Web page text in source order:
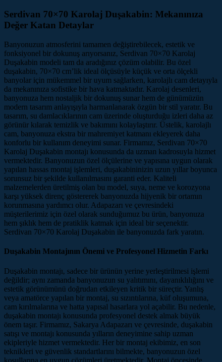
Serdivan 70×70 Karolaj Duşakabin: Mekanınıza
Değer Katan Detaylar
Banyonuzun atmosferini tamamen değiştirebilecek, estetik ve
fonksiyonel bir dokunuş arıyorsanız, Serdivan 70×70 Karolaj
Duşakabin modeli tam da aradığınız çözüm olabilir. Bu özel
duşakabin, 70×70 cm’lik ideal ölçüsüyle küçük ve orta ölçekli
banyolar için mükemmel bir uyum sağlarken, karolajlı cam detayıyla
da mekanınıza sofistike bir hava katmaktadır. Karolaj desenleri,
banyonuza hem nostaljik bir dokunuş sunar hem de günümüzün
modern tasarım anlayışıyla harmanlanarak özgün bir stil yaratır. Bu
tasarım, su damlacıklarının cam üzerinde oluşturduğu izleri daha az
görünür kılarak temizlik ve bakımını kolaylaştırır. Üstelik, karolajlı
cam, banyonuza ekstra bir mahremiyet katmanı ekleyerek daha
konforlu bir kullanım deneyimi sunar. Firmamız, Serdivan 70×70
Karolaj Duşakabin montajı konusunda da uzman kadrosuyla hizmet
vermektedir. Banyonuzun özel ölçülerine ve yapısına uygun olarak
yapılan hassas montaj işlemleri, duşakabininizin uzun yıllar boyunca
sorunsuz bir şekilde kullanılmasını garanti eder. Kaliteli
malzemelerden üretilmiş olan bu model, suya, neme ve korozyona
karşı yüksek direnç göstererek banyonuzda hijyenik bir ortamın
korunmasına yardımcı olur. Adapazarı ve çevresindeki
müşterilerimiz için özel olarak sunduğumuz bu ürün, banyonuza
hem şıklık hem de pratiklik katmak için ideal bir seçenektir.
Serdivan 70×70 Karolaj Duşakabin ile banyonuzda fark yaratın.
Duşakabin Montajının Önemi ve Profesyonel Hizmetin Farkı
Duşakabin montajı, sadece bir ürünün yerine yerleştirilmesi işlemi
değildir; aynı zamanda banyonuzun su yalıtımını, dayanıklılığını ve
estetik görünümünü doğrudan etkileyen kritik bir süreçtir. Yanlış
veya amatörce yapılan bir montaj, su sızıntılarına, küf oluşumuna,
cam kırılmalarına ve hatta yapısal hasarlara yol açabilir. Bu nedenle,
duşakabin montajı konusunda profesyonel destek almak büyük
önem taşır. Firmamız, Sakarya Adapazarı ve çevresinde, duşakabin
satışı ve montajı konusunda yılların deneyimine sahip uzman
ekipleriyle hizmet vermektedir. Her bir montaj ekibimiz, en son
teknikleri ve güvenlik standartlarını bilmekte, banyonuzun özel
koşullarına en uygun çözümleri üretmektedir. Montaj öncesinde